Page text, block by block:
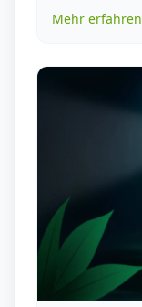
Mehr erfahren